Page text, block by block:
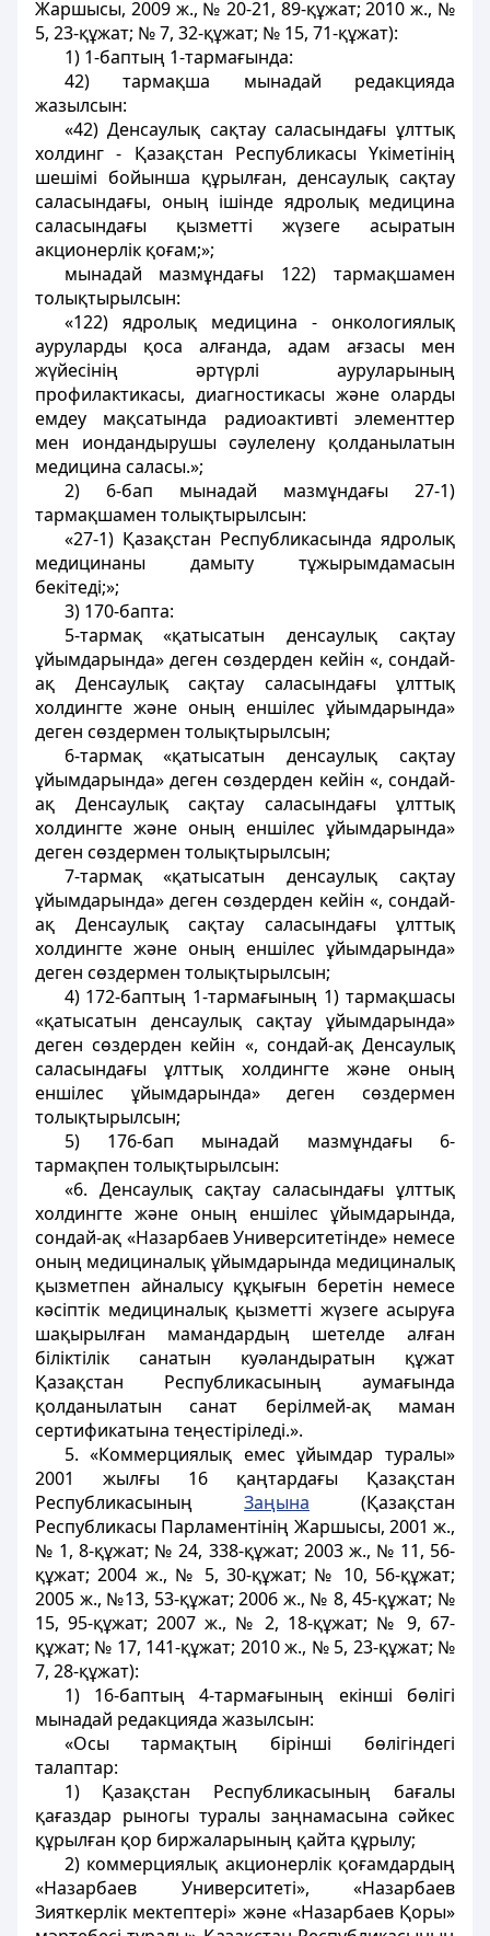
Жаршысы, 2009 ж., № 20-21, 89-құжат; 2010 ж., №
5, 23-құжат; № 7, 32-құжат; № 15, 71-құжат):
1) 1-баптың 1-тармағында:
42) тармақша мынадай редакцияда
жазылсын:
«42) Денсаулық сақтау саласындағы ұлттық
холдинг - Қазақстан Республикасы Үкіметінiң
шешiмi бойынша құрылған, денсаулық сақтау
саласындағы, оның ішінде ядролық медицина
саласындағы қызметтi жүзеге асыратын
акционерлік қоғам;»;
мынадай мазмұндағы 122) тармақшамен
толықтырылсын:
«122) ядролық медицина - онкологиялық
ауруларды қоса алғанда, адам ағзасы мен
жүйесiнiң әртүрлi ауруларының
профилактикасы, диагностикасы және оларды
емдеу мақсатында радиоактивтi элементтер
мен иондандырушы сәулелену қолданылатын
медицина саласы.»;
2) 6-бап мынадай мазмұндағы 27-1)
тармақшамен толықтырылсын:
«27-1) Қазақстан Республикасында ядролық
медицинаны дамыту тұжырымдамасын
бекiтедi;»;
3) 170-бапта:
5-тармақ «қатысатын денсаулық сақтау
ұйымдарында» деген сөздерден кейін «, сондай-
ақ Денсаулық сақтау саласындағы ұлттық
холдингте және оның еншiлес ұйымдарында»
деген сөздермен толықтырылсын;
6-тармақ «қатысатын денсаулық сақтау
ұйымдарында» деген сөздерден кейін «, сондай-
ақ Денсаулық сақтау саласындағы ұлттық
холдингте және оның еншiлес ұйымдарында»
деген сөздермен толықтырылсын;
7-тармақ «қатысатын денсаулық сақтау
ұйымдарында» деген сөздерден кейін «, сондай-
ақ Денсаулық сақтау саласындағы ұлттық
холдингте және оның еншiлес ұйымдарында»
деген сөздермен толықтырылсын;
4) 172-баптың 1-тармағының 1) тармақшасы
«қатысатын денсаулық сақтау ұйымдарында»
деген сөздерден кейін «, сондай-ақ Денсаулық
саласындағы ұлттық холдингте және оның
еншiлес ұйымдарында» деген сөздермен
толықтырылсын;
5) 176-бап мынадай мазмұндағы 6-
тармақпен толықтырылсын:
«6. Денсаулық сақтау саласындағы ұлттық
холдингте және оның еншiлес ұйымдарында,
сондай-ақ «Назарбаев Университетінде» немесе
оның медициналық ұйымдарында медициналық
қызметпен айналысу құқығын беретін немесе
кәсiптік медициналық қызметтi жүзеге асыруға
шақырылған мамандардың шетелде алған
біліктiлiк санатын куәландыратын құжат
Қазақстан Республикасының аумағында
қолданылатын санат берілмей-ақ маман
сертификатына теңестіріледі.».
5. «Коммерциялық емес ұйымдар туралы»
2001 жылғы 16 қаңтардағы Қазақстан
Республикасының Заңына (Қазақстан
Республикасы Парламентiнiң Жаршысы, 2001 ж.,
№ 1, 8-құжат; № 24, 338-құжат; 2003 ж., № 11, 56-
құжат; 2004 ж., № 5, 30-құжат; № 10, 56-құжат;
2005 ж., №13, 53-құжат; 2006 ж., № 8, 45-құжат; №
15, 95-құжат; 2007 ж., № 2, 18-құжат; № 9, 67-
құжат; № 17, 141-құжат; 2010 ж., № 5, 23-құжат; №
7, 28-құжат):
1) 16-баптың 4-тармағының екінші бөлігі
мынадай редакцияда жазылсын:
«Осы тармақтың бiрiншi бөлiгіндегі
талаптар:
1) Қазақстан Республикасының бағалы
қағаздар рыногы туралы заңнамасына сәйкес
құрылған қор биржаларының қайта құрылу;
2) коммерциялық акционерлік қоғамдардың
«Назарбаев Университеті», «Назарбаев
Зияткерлік мектептері» және «Назарбаев Қоры»